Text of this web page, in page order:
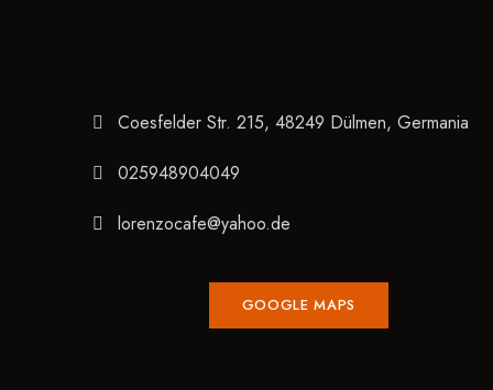
Coesfelder Str. 215, 48249 Dülmen, Germania
025948904049
lorenzocafe@yahoo.de
GOOGLE MAPS